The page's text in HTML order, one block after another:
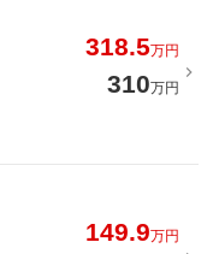
318.5万円
310万円
149.9万円